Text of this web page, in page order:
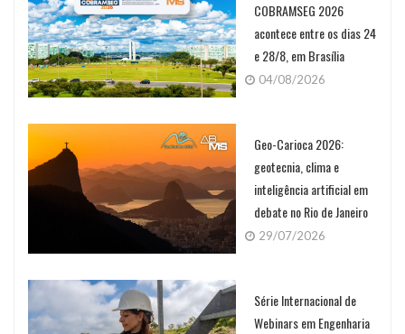
COBRAMSEG 2026
acontece entre os dias 24
e 28/8, em Brasília
04/08/2026
Geo-Carioca 2026:
geotecnia, clima e
inteligência artificial em
debate no Rio de Janeiro
29/07/2026
Série Internacional de
Webinars em Engenharia